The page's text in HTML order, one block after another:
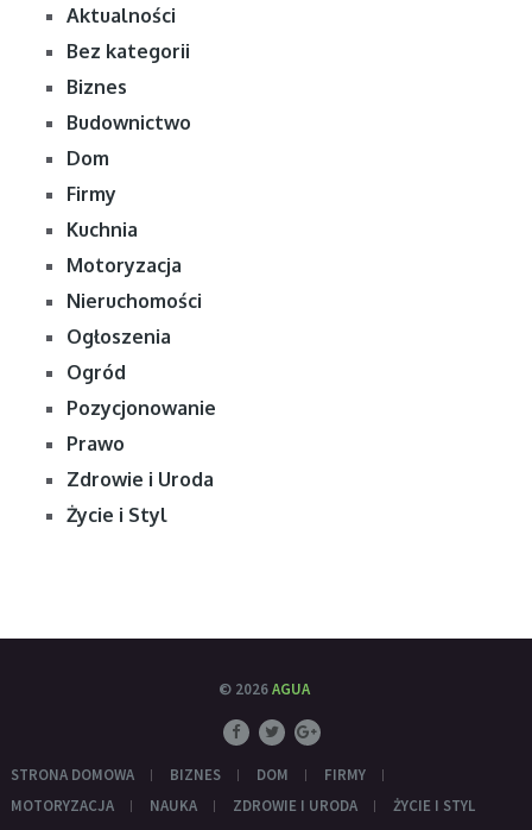
Aktualności
Bez kategorii
Biznes
Budownictwo
Dom
Firmy
Kuchnia
Motoryzacja
Nieruchomości
Ogłoszenia
Ogród
Pozycjonowanie
Prawo
Zdrowie i Uroda
Życie i Styl
© 2026AGUA
STRONA DOMOWA BIZNES DOM
FIRMY
MOTORYZACJA
NAUKA ZDROWIE I URODA ŻYCIE I STYL